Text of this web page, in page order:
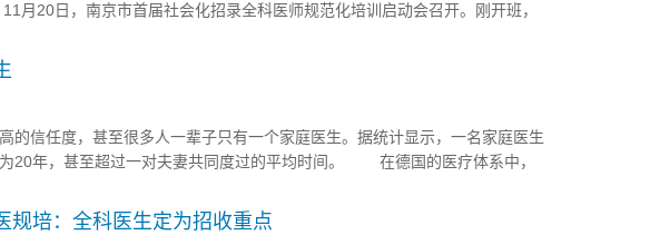
月20日，南京市首届社会化招录全科医师规范化培训启动会召开。刚开班，
信任度，甚至很多人一辈子只有一个家庭医生。据统计显示，一名家庭医生
20年，甚至超过一对夫妻共同度过的平均时间。 在德国的医疗体系中，
...规培：全科医生定为招收重点